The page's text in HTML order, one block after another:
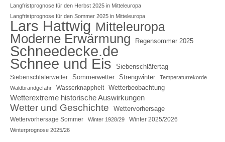
Langfristprognose für den Herbst 2025 in Mitteleuropa
Langfristprognose für den Sommer 2025 in Mitteleuropa
Lars Hattwig Mitteleuropa
Moderne Erwärmung Regensommer 2025
Schneedecke.de
Schnee und Eis Siebenschläfertag
Siebenschläferwetter Sommerwetter Strengwinter
Temperaturrekorde
Waldbrandgefahr
Wasserknappheit Wetterbeobachtung
Wetterextreme historische Auswirkungen
Wetter und Geschichte Wettervorhersage
Wettervorhersage Sommer Winter 1928/29 Winter 2025/2026
Winterprognose 2025/26